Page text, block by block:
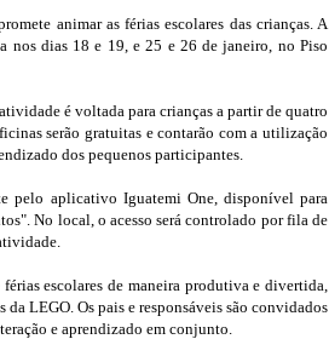
animar as férias escolares das crianças. A
nos dias 18 e 19, e 25 e 26 de janeiro, no Piso
é voltada para crianças a partir de quatro
serão gratuitas e contarão com a utilização
dos pequenos participantes.
pelo aplicativo Iguatemi One, disponível para
No local, o acesso será controlado por fila de
escolares de maneira produtiva e divertida,
LEGO. Os pais e responsáveis são convidados
e aprendizado em conjunto.